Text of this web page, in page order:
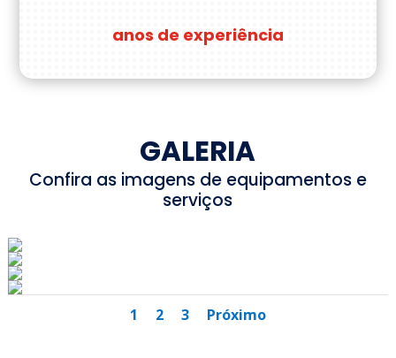
anos de experiência
GALERIA
Confira as imagens de equipamentos e
serviços
1 2 3 Próximo